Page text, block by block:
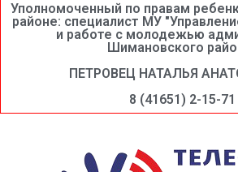
Уполномоченный по правам
районе: специалист МУ
и работе с молодежью
Шимановского
ПЕТРОВЕЦ НАТАЛЬЯ
8 (41651) 2-15-71